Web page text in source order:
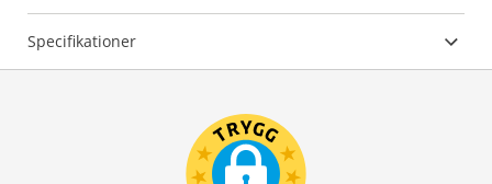
Specifikationer